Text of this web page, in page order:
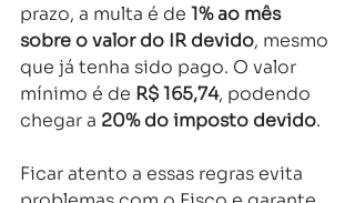
prazo, a multa é de 1% ao mês
sobre o valor do IR devido, mesmo
que já tenha sido pago. O valor
mínimo é de R$ 165,74, podendo
chegar a 20% do imposto devido.
Ficar atento a essas regras evita